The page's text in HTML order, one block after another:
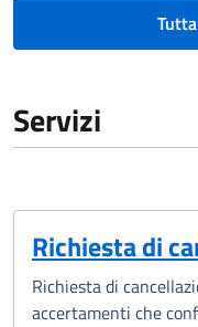
Servizi
Richiesta di
Richiesta di
accertamenti che